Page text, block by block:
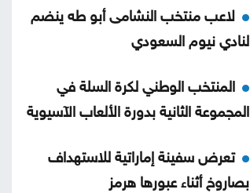
لاعب منتخب النشامى أبو طه ينضم
لنادي نيوم السعودي
المنتخب الوطني لكرة السلة في
المجموعة الثانية بدورة الألعاب الآسيوية
تعرض سفينة إماراتية للاستهداف
بصاروخ أثناء عبورها هرمز